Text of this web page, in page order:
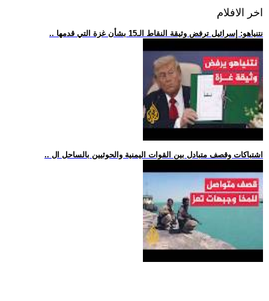
اخر الافلام
.. نتنياهو: إسرائيل ترفض وثيقة النقاط الـ15 بشأن غزة التي قدمها
.. اشتباكات وقصف متبادل بين القوات اليمنية والحوثيين بالساحل ال